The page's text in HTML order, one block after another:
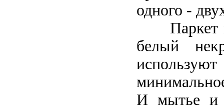
одного -
Паркет
белый
И мытье и